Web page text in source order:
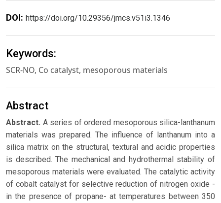
DOI: https://doi.org/10.29356/jmcs.v51i3.1346
Keywords:
SCR-NO, Co catalyst, mesoporous materials
Abstract
Abstract. A series of ordered mesoporous silica-lanthanum
materials was prepared. The influence of lanthanum into a
silica matrix on the structural, textural and acidic properties
is described. The mechanical and hydrothermal stability of
mesoporous materials were evaluated. The catalytic activity
of cobalt catalyst for selective reduction of nitrogen oxide -
in the presence of propane- at temperatures between 350